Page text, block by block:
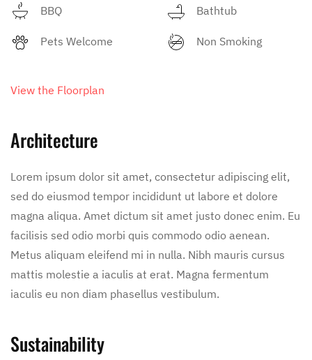
BBQ Bathtub
Pets Welcome Non Smoking
View the Floorplan
Architecture
Lorem ipsum dolor sit amet, consectetur adipiscing elit,
sed do eiusmod tempor incididunt ut labore et dolore
magna aliqua. Amet dictum sit amet justo donec enim. Eu
facilisis sed odio morbi quis commodo odio aenean.
Metus aliquam eleifend mi in nulla. Nibh mauris cursus
mattis molestie a iaculis at erat. Magna fermentum
iaculis eu non diam phasellus vestibulum.
Sustainability